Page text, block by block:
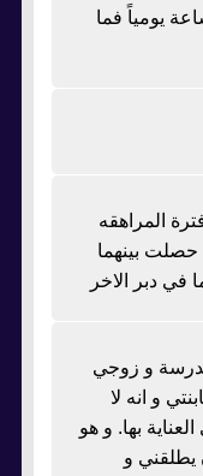
وفترة الصيام تتعدى ١٧ ساعة يومياً فما
المراهقه
حصلت بينهما
دبر الاخر
و زوجي
و انه لا
بها. و هو
يطلقني و